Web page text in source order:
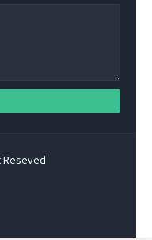
Reseved